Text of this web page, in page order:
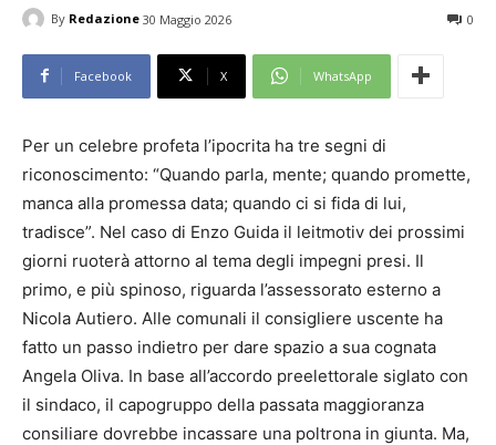
By Redazione 30 Maggio 2026 0
Facebook X WhatsApp
Per un celebre profeta l’ipocrita ha tre segni di
riconoscimento: “Quando parla, mente; quando promette,
manca alla promessa data; quando ci si fida di lui,
tradisce”. Nel caso di Enzo Guida il leitmotiv dei prossimi
giorni ruoterà attorno al tema degli impegni presi. Il
primo, e più spinoso, riguarda l’assessorato esterno a
Nicola Autiero. Alle comunali il consigliere uscente ha
fatto un passo indietro per dare spazio a sua cognata
Angela Oliva. In base all’accordo preelettorale siglato con
il sindaco, il capogruppo della passata maggioranza
consiliare dovrebbe incassare una poltrona in giunta. Ma,